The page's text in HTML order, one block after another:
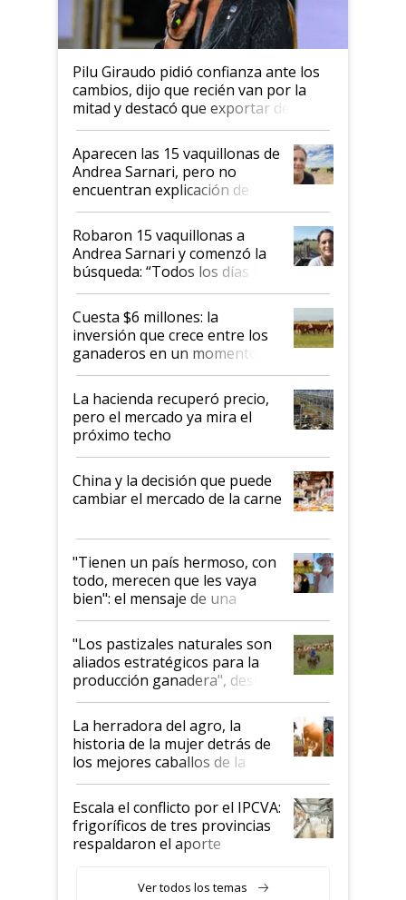
Pilu Giraudo pidió confianza ante los
cambios, dijo que recién van por la
mitad y destacó que exportar dejó de
ser "para unos pocos": "Tenemos un
mandato muy claro del gobierno
nacional"
Aparecen las 15 vaquillonas de
Andrea Sarnari, pero no
encuentran explicación de
cómo llegaron allí
Robaron 15 vaquillonas a
Andrea Sarnari y comenzó la
búsqueda: “Todos los días le
toca a algún productor”
Cuesta $6 millones: la
inversión que crece entre los
ganaderos en un momento
histórico para la actividad
La hacienda recuperó precio,
pero el mercado ya mira el
próximo techo
China y la decisión que puede
cambiar el mercado de la carne
"Tienen un país hermoso, con
todo, merecen que les vaya
bien": el mensaje de una
ganadera uruguaya sobre las
oportunidades que se abren
para el agro en Argentina, con
foco en la carne
"Los pastizales naturales son
aliados estratégicos para la
producción ganadera", destaca
la iniciativa que ya reúne a 46
establecimientos en Argentina
La herradora del agro, la
historia de la mujer detrás de
los mejores caballos de la
Argentina y los mitos que
todavía hacen sufrir a estos
animales: "Mientras me
descalificaban, yo seguí
haciendo currículum"
Escala el conflicto por el IPCVA:
frigoríficos de tres provincias
respaldaron el aporte
Ver todos los temas